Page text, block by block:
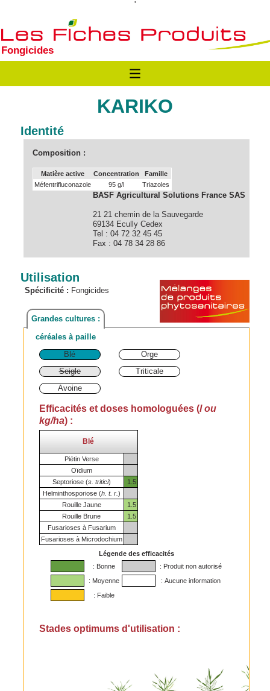
'
Fongicides
KARIKO
Identité
Composition :
Matière active Concentration
Famille
Méfentrifluconazole
95 g/l Triazoles
BASF Agricultural Solutions France SAS
21 21 chemin de la Sauvegarde
69134 Ecully Cedex
Tel : 04 72 32 45 45
Fax : 04 78 34 28 86
Utilisation
Spécificité : Fongicides
Grandes cultures :
céréales à paille
Blé
Orge
Seigle
Triticale
Avoine
Efficacités et doses homologuées (l ou
kg/ha) :
Blé
Piétin Verse
Oïdium
Septoriose (s. tritici)
1.5
Helminthosporiose (h. t. r. )
Rouille Jaune
1.5
Rouille Brune
1.5
Fusarioses à Fusarium
Fusarioses à Microdochium
Légende des efficacités
: Bonne
: Produit non autorisé
: Moyenne
: Aucune information
: Faible
Stades optimums d'utilisation :